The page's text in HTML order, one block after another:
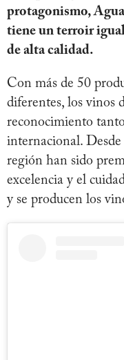
protagonismo,
tiene un terroir
de alta calidad.
Con más de 50
diferentes, los vinos
reconocimiento
internacional. Desde
región han sido
excelencia y el
y se producen los